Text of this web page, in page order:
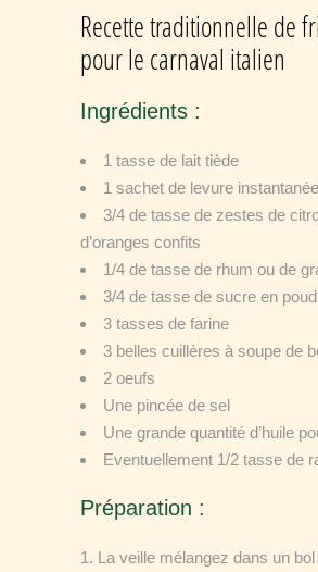
Recette traditionnelle de
pour le carnaval italien
Ingrédients :
1 tasse de lait tiède
1 sachet de levure instantanée
3/4 de tasse de zestes de
d’oranges confits
1/4 de tasse de rhum ou de
3/4 de tasse de sucre en
3 tasses de farine
3 belles cuillères à soupe de
2 oeufs
Une pincée de sel
Une grande quantité d’huile
Eventuellement 1/2 tasse de
Préparation :
1. La veille mélangez dans un